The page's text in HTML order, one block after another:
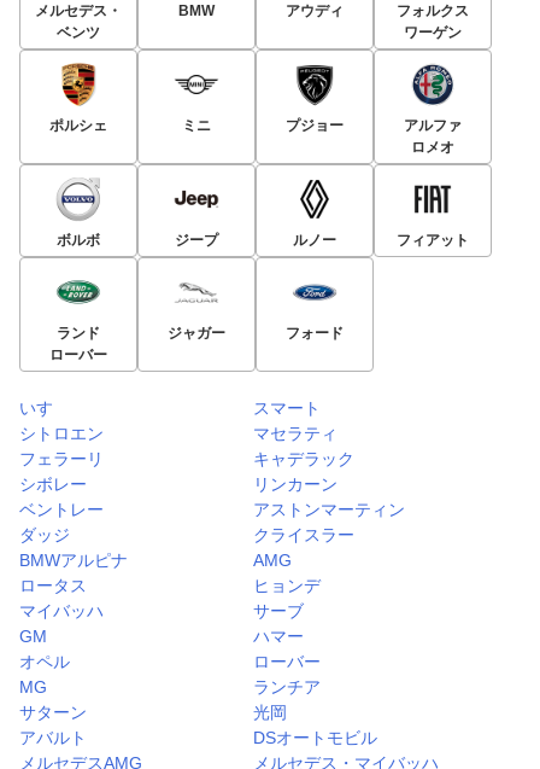
メルセデス・
ベンツ
BMW アウディ
フォルクス
ワーゲン
ポルシェ ミニ プジョー
アルファ
ロメオ
ボルボ ジープ ルノー フィアット
ランド
ローバー
ジャガー フォード
いすゞ
スマート
シトロエン
マセラティ
フェラーリ
キャデラック
シボレー
リンカーン
ベントレー
アストンマーティン
ダッジ
クライスラー
BMWアルピナ
AMG
ロータス
ヒョンデ
マイバッハ
サーブ
GM
ハマー
オペル
ローバー
MG
ランチア
サターン
光岡
アバルト
DSオートモビル
メルセデスAMG
メルセデス・マイバッハ